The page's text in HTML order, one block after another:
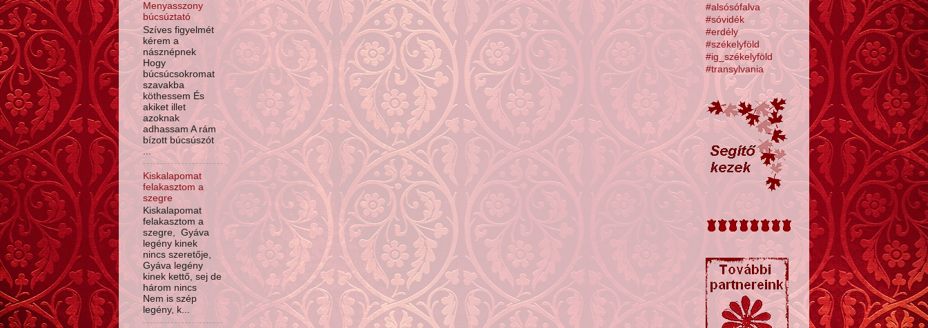
Menyasszony
búcsúztató
Szíves figyelmét
kérem a
násznépnek
Hogy
búcsúcsokromat
szavakba
köthessem És
akiket illet
azoknak
adhassam A rám
bízott búcsúszót
...
Kiskalapomat
felakasztom a
szegre
Kiskalapomat
felakasztom a
szegre, Gyáva
legény kinek
nincs szeretője,
Gyáva legény
kinek kettő, sej de
három nincs
Nem is szép
legény, k...
#alsósófalva
#sóvidék
#erdély
#székelyföld
#ig_székelyföld
#transylvania